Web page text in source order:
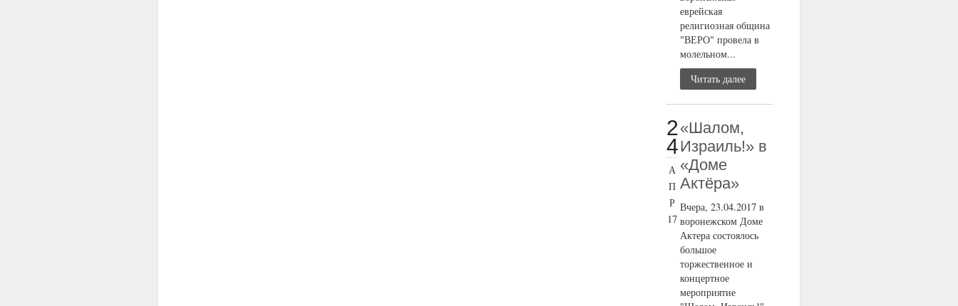
еврейская
религиозная община
"ВЕРО" провела в
молельном...
Читать далее
2
4
А
П
Р
17
«Шалом,
Израиль!» в
«Доме
Актёра»
Вчера, 23.04.2017 в
воронежском Доме
Актера состоялось
большое
торжественное и
концертное
мероприятие